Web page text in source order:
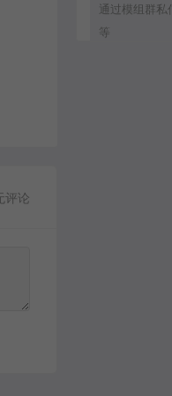
评论
通过模组群私
等